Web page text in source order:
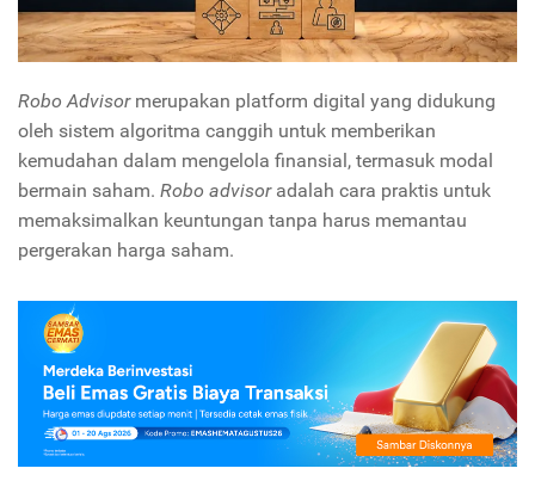
Robo Advisormerupakan platform digital yang didukung
oleh sistem algoritma canggih untuk memberikan
kemudahan dalam mengelola finansial, termasuk modal
bermain saham. Robo advisoradalah cara praktis untuk
memaksimalkan keuntungan tanpa harus memantau
pergerakan harga saham.